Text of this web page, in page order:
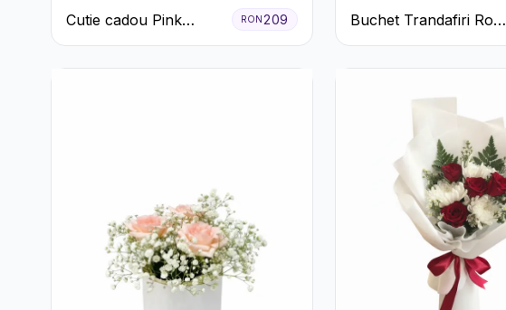
Cutie cadou Pink
Blossom Day
RON209
Buchet Trandafiri Roșii
Gerbera și Verdeață